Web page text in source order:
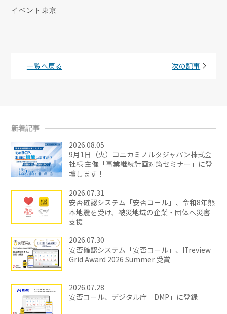
イベント東京
一覧へ戻る 次の記事
新着記事
2026.08.05
9月1日（火）コニカミノルタジャパン株式会
社様 主催「事業継続計画対策セミナー」に登
壇します！
2026.07.31
安否確認システム「安否コール」、令和8年熊
本地震を受け、被災地域の企業・団体へ災害
支援
2026.07.30
安否確認システム「安否コール」、ITreview
Grid Award 2026 Summer 受賞
2026.07.28
安否コール、デジタル庁「DMP」に登録